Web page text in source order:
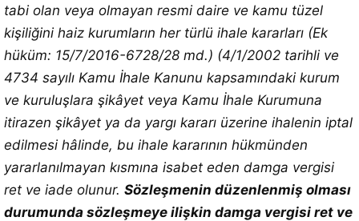
tabi olan veya olmayan resmi daire ve kamu tüzel
kişiliğini haiz kurumların her türlü ihale kararları (Ek
hüküm: 15/7/2016-6728/28 md.) (4/1/2002 tarihli ve
4734 sayılı Kamu İhale Kanunu kapsamındaki kurum
ve kuruluşlara şikâyet veya Kamu İhale Kurumuna
itirazen şikâyet ya da yargı kararı üzerine ihalenin iptal
edilmesi hâlinde, bu ihale kararının hükmünden
yararlanılmayan kısmına isabet eden damga vergisi
ret ve iade olunur. Sözleşmenin düzenlenmiş olması
durumunda sözleşmeye ilişkin damga vergisi ret ve